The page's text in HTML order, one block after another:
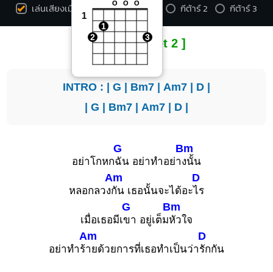
เล่นเสียงเมื่อกดคอร์ด กีต้าร์ 1 กีต้าร์ 2 กีต้าร์ 3
[ Capo on fret 2 ]
INTRO : | G
O O O
1
1
2
3
| Bm7 | Am7 | D |
| G | Bm7 | Am7 | D |
อย่าโกหก
G
ฉัน อย่าทำอย่า
Bm
งนั้น
หลอกลวง
Am
กัน เธอนั้นจะได้อะ
D
ไร
เมื่อเธอมีเ
G
ขา อยู่เต็ม
Bm
หัวใจ
อย่าทำร้
Am
ายด้วยการที่เธอทำเป็นว่า
D
รักกัน